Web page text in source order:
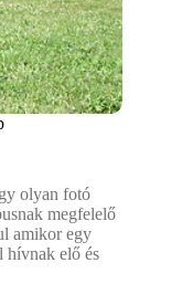
olyan fotó
megfelelő
amikor egy
hívnak elő és